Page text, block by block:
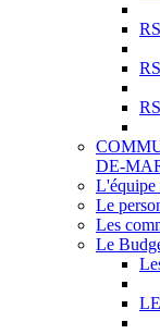
DE-
L'équipe
Le
Les
Le